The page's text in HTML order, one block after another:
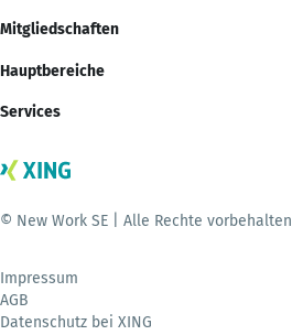
Mitgliedschaften
Hauptbereiche
Services
© New Work SE | Alle Rechte vorbehalten
Impressum
AGB
Datenschutz bei XING